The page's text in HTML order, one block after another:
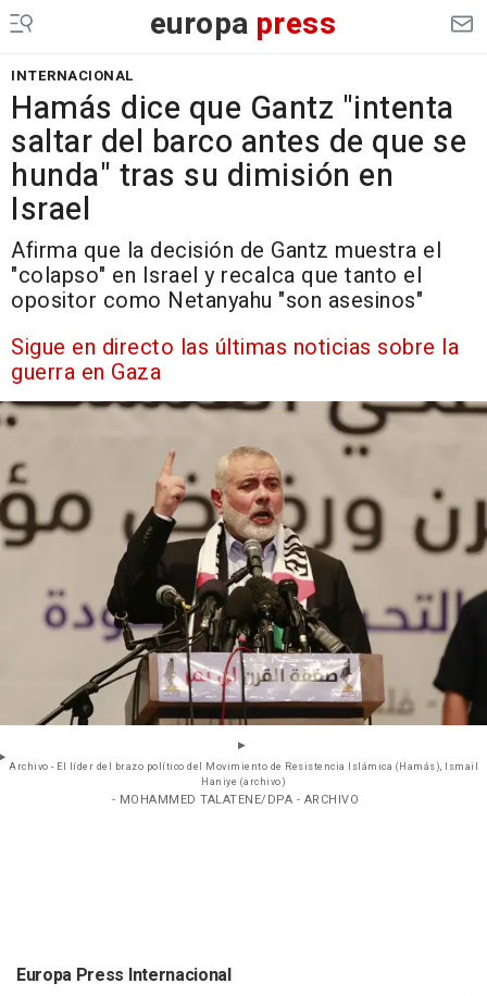
europa press
INTERNACIONAL
Hamás dice que Gantz "intenta
saltar del barco antes de que se
hunda" tras su dimisión en
Israel
Afirma que la decisión de Gantz muestra el
"colapso" en Israel y recalca que tanto el
opositor como Netanyahu "son asesinos"
Sigue en directo las últimas noticias sobre la
guerra en Gaza
Archivo - El líder del brazo político del Movimiento de Resistencia Islámica (Hamás), Ismail
Haniye (archivo)
- MOHAMMED TALATENE/DPA - ARCHIVO
Europa Press Internacional